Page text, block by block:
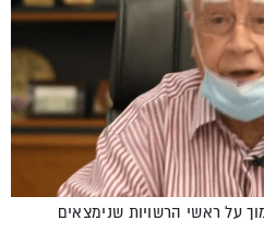
על ראשי הרשויות שנימצאים